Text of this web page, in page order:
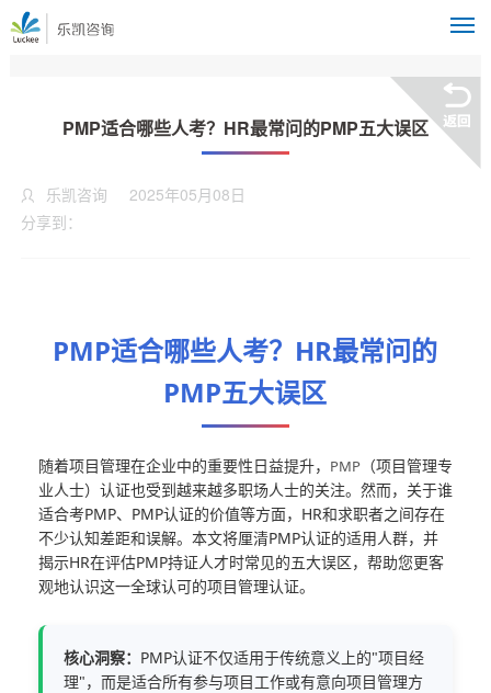
PMP适合哪些人考？HR最常问的PMP五大误区
乐凯咨询
2025年05月08日
分享到：
PMP适合哪些人考？HR最常问的
PMP五大误区
随着项目管理在企业中的重要性日益提升， PMP（项目管理专
业人士）认证也受到越来越多职场人士的关注。然而，关于谁
适合考PMP、PMP认证的价值等方面，HR和求职者之间存在
不少认知差距和误解。本文将厘清PMP认证的适用人群，并
揭示HR在评估PMP持证人才时常见的五大误区，帮助您更客
观地认识这一全球认可的项目管理认证。
核心洞察： PMP认证不仅适用于传统意义上的"项目经
理"，而是适合所有参与项目工作或有意向项目管理方